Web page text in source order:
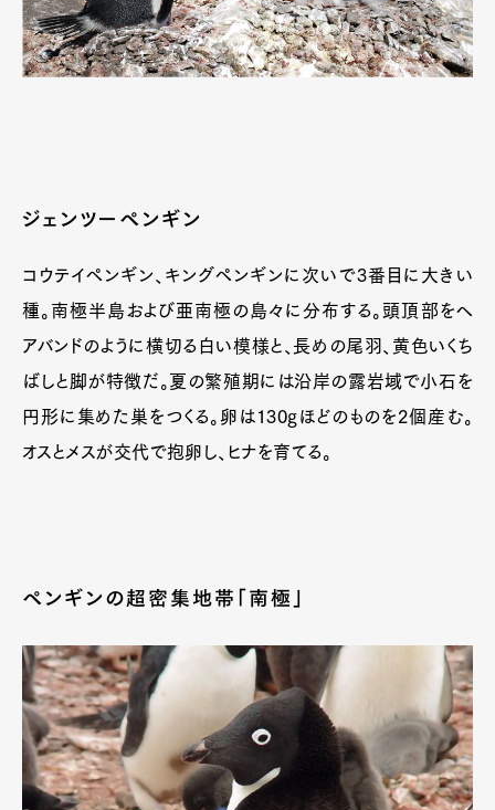
ジェンツーペンギン
コウテイペンギン、キングペンギンに次いで3番目に大きい
種。南極半島および亜南極の島々に分布する。頭頂部をヘ
アバンドのように横切る白い模様と、長めの尾羽、黄色いくち
ばしと脚が特徴だ。夏の繁殖期には沿岸の露岩域で小石を
円形に集めた巣をつくる。卵は130gほどのものを2個産む。
オスとメスが交代で抱卵し、ヒナを育てる。
ペンギンの超密集地帯「南極」